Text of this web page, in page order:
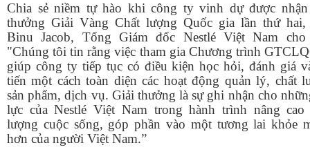
Chia sẻ niềm tự hào khi công ty vinh dự được
thưởng Giải Vàng Chất lượng Quốc gia lần thứ hai,
Binu Jacob, Tổng Giám đốc Nestlé Việt Nam cho
"Chúng tôi tin rằng việc tham gia Chương trình
giúp công ty tiếp tục có điều kiện học hỏi, đánh giá
tiến một cách toàn diện các hoạt động quản lý, chất
sản phẩm, dịch vụ. Giải thưởng là sự ghi nhận cho
lực của Nestlé Việt Nam trong hành trình nâng cao
lượng cuộc sống, góp phần vào một tương lai khỏe
hơn của người Việt Nam.”